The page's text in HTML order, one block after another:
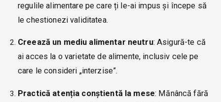
regulile alimentare pe care ți le-ai impus și începe să
le chestionezi validitatea.
Creează un mediu alimentar neutru: Asigură-te că
ai acces la o varietate de alimente, inclusiv cele pe
care le consideri „interzise”.
Practică atenția conștientă la mese: Mănâncă fără